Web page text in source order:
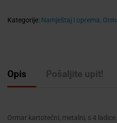
Kategorije: Namještaj i oprema,
Opis Pošaljite upit!
Ormar kartotečni, metalni, s 4 ladice.